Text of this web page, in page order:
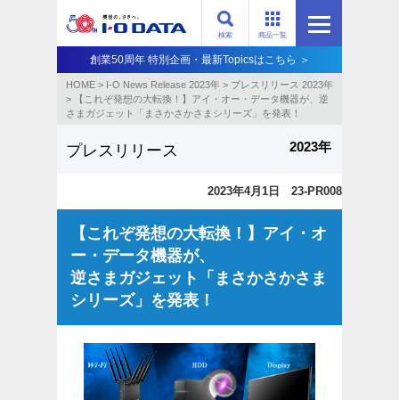
商品一覧
検索
創業50周年 特別企画・最新Topicsはこちら ＞
HOME > I-O News Release 2023年 > プレスリリース 2023年
>
【これぞ発想の大転換！】アイ・オー・データ機器が、逆
さまガジェット「まさかさかさまシリーズ」を発表！
プレスリリース 2023年
2023年4月1日 23-PR008
【これぞ発想の大転換！】アイ・オ
ー・データ機器が、
逆さまガジェット「まさかさかさま
シリーズ」を発表！